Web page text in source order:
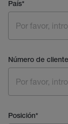
País*
Número de cliente
Posición*